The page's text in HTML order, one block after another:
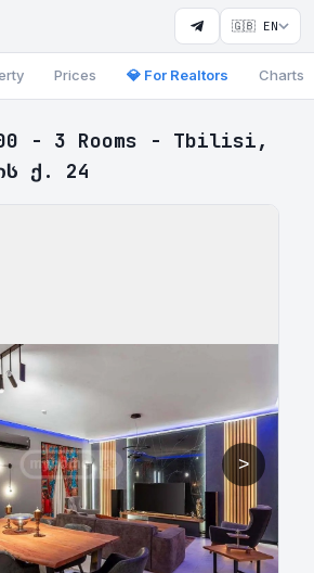
🇬🇧 EN
Prices 💎 For Realtors Charts
- 3 Rooms - Tbilisi,
ქ. 24
>